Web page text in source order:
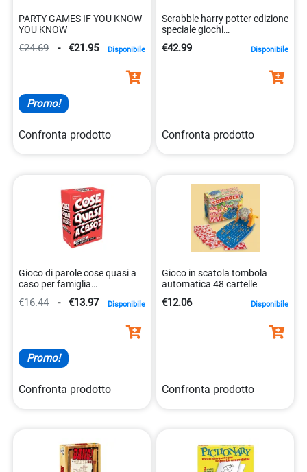
PARTY GAMES IF YOU KNOW
YOU KNOW
€24.69 - €21.95 Disponibile
Promo!
Confronta prodotto
Scrabble harry potter edizione
speciale giochi
€42.99 Disponibile
Confronta prodotto
Gioco di parole cose quasi a
caso per famiglia
€16.44 - €13.97 Disponibile
Promo!
Confronta prodotto
Gioco in scatola tombola
automatica 48 cartelle
€12.06 Disponibile
Confronta prodotto